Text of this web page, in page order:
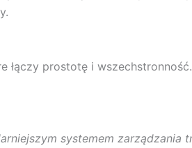
łączy prostotę i
systemem zarządzania